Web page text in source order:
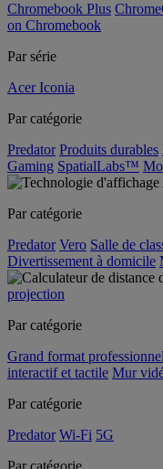
Chromebook Plus
on Chromebook
Par série
Acer Iconia
Par catégorie
Predator Produits durables
Gaming SpatialLabs™
Par catégorie
Predator Vero Salle de
Divertissement à domicile
projection
Par catégorie
Grand format professionnel
interactif et tactile Mur
Par catégorie
Predator Wi-Fi 5G
Par catégorie